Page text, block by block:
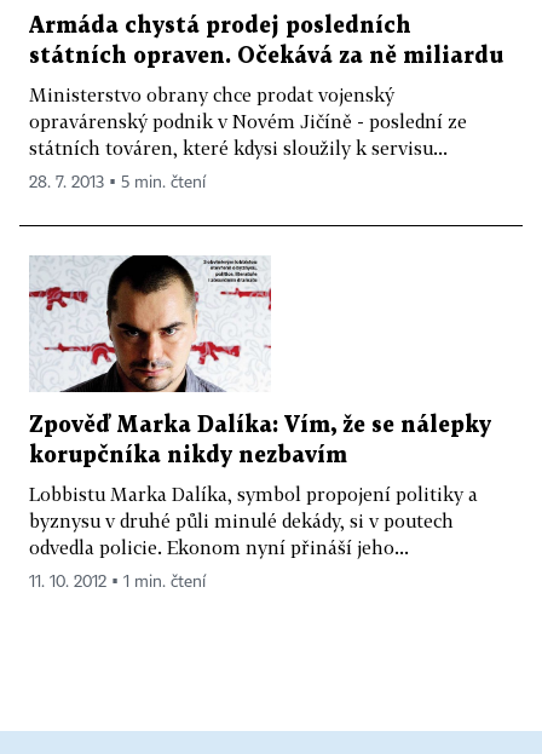
Armáda chystá prodej posledních
státních opraven. Očekává za ně miliardu
Ministerstvo obrany chce prodat vojenský
opravárenský podnik v Novém Jičíně - poslední ze
státních továren, které kdysi sloužily k servisu...
28. 7. 2013 ▪ 5 min. čtení
Zpověď Marka Dalíka: Vím, že se nálepky
korupčníka nikdy nezbavím
Lobbistu Marka Dalíka, symbol propojení politiky a
byznysu v druhé půli minulé dekády, si v poutech
odvedla policie. Ekonom nyní přináší jeho...
11. 10. 2012 ▪ 1 min. čtení